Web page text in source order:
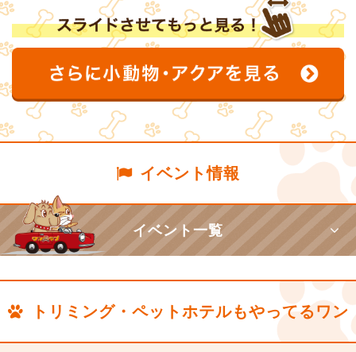
イベント情報
イベント一覧
トリミング・ペットホテルもやってるワン